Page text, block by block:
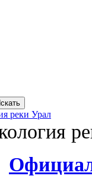
реки Урал